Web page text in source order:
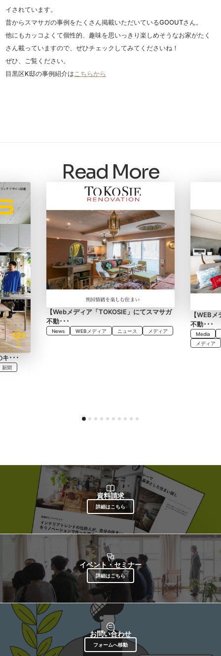
イされています。
昔からスマサガの事例をたくさん掲載いただいているGOOUTさん。
他にもカッコよくて個性的、趣味を思いっきり楽しめそうなお家がたく
さん載っていますので、ぜひチェックしてみてくださいね！
ぜひ、ご覧ください。
目黒区K邸の事例紹介は こちらから
Read More
キ･･･
新聞
【Webメディア「TOKOSIE」にてスマサガ
不動･･･
News WEBメディア ニュース メディア
【WEB
不動･･･
Media
メディア
資料請求
詳細はこちら
イベント・セミナー
詳細はこちら
お問い合わせ
フォームへ移動